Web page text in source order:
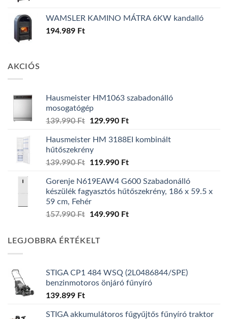
WAMSLER KAMINO MÁTRA 6KW kandalló
194.989 Ft
AKCIÓS
Hausmeister HM1063 szabadonálló
mosogatógép
139.990Ft
Original
was:
139.990 Ft.
129.990 FtCurrent
is:
Hausmeister HM 3188EI kombinált
hűtőszekrény
139.990Ft
Original
was:
139.990 Ft.
119.990 FtCurrent
is:
119.990 Ft.
Gorenje N619EAW4 G600 Szabadonálló
készülék fagyasztós hűtőszekrény, 186 x 59.5 x
59 cm, Fehér
157.990Ft
Original
157.990 Ft.
149.990 FtCurrent
LEGJOBBRA ÉRTÉKELT
STIGA CP1 484 WSQ (2L0486844/SPE)
benzinmotoros önjáró fűnyíró
139.899 Ft
STIGA akkumulátoros fűgyűjtős fűnyíró traktor